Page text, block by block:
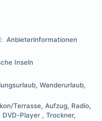
Anbieterinformationen
Inseln
Wanderurlaub
Terrasse Aufzug Radio
DVD-Player
Trockner